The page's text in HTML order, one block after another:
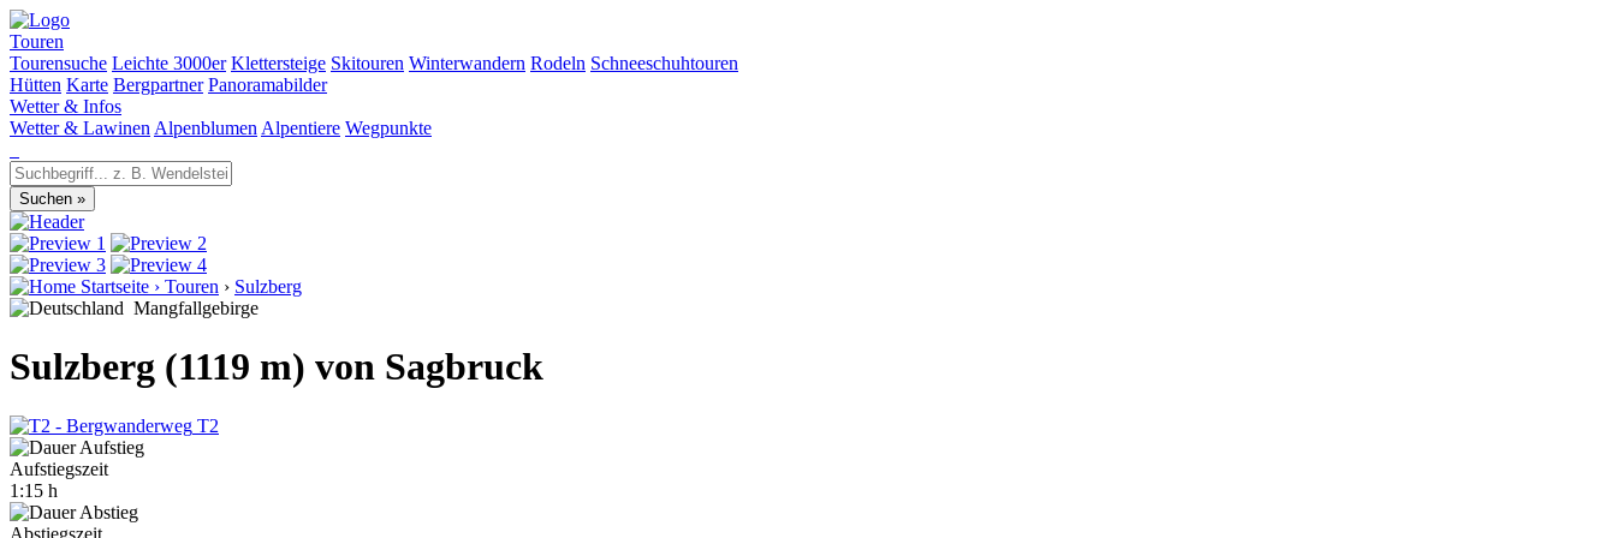
Touren
Tourensuche Leichte 3000er Klettersteige Skitouren Winterwandern Rodeln Schneeschuhtouren
Hütten Karte Bergpartner Panoramabilder
Wetter & Infos
Wetter & Lawinen Alpenblumen Alpentiere Wegpunkte
Startseite › Touren › Sulzberg
Mangfallgebirge
Sulzberg (1119 m) von Sagbruck
T2
Aufstiegszeit
1:15 h
Abstiegszeit